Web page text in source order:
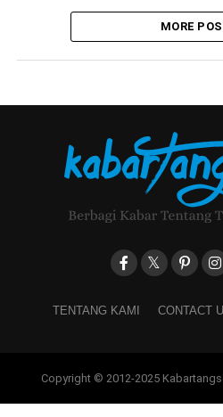
MORE
TENTANG KAMI CONTACT
Copyright © 2012-2025